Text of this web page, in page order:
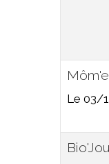
Le 03/